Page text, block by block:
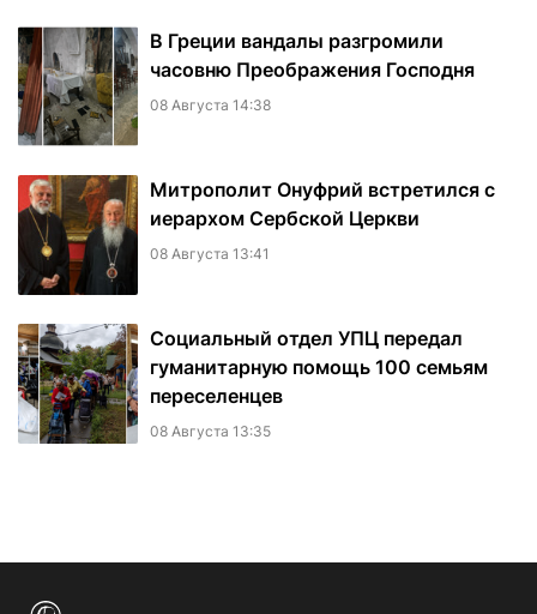
В Греции вандалы разгромили
часовню Преображения Господня
08 Августа 14:38
Митрополит Онуфрий встретился с
иерархом Сербской Церкви
08 Августа 13:41
Социальный отдел УПЦ передал
гуманитарную помощь 100 семьям
переселенцев
08 Августа 13:35